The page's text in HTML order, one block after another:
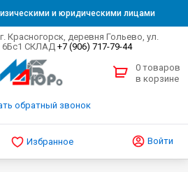
и юридическими лицами
Красногорск, деревня Гольево, ул.
6Бс1 СКЛАД +7 (906) 717-79-44
обратный звонок
0 товаров
в корзине
Избранное Войти